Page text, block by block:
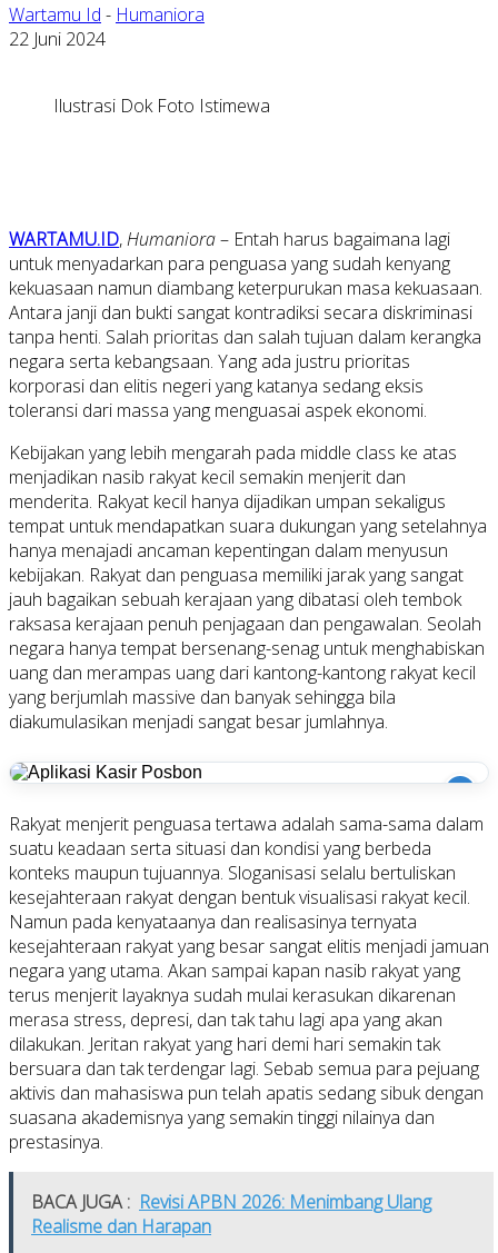
Wartamu Id - Humaniora
22 Juni 2024
Ilustrasi Dok Foto Istimewa
WARTAMU.ID,Humaniora– Entah harus bagaimana lagi
untuk menyadarkan para penguasa yang sudah kenyang
kekuasaan namun diambang keterpurukan masa kekuasaan.
Antara janji dan bukti sangat kontradiksi secara diskriminasi
tanpa henti. Salah prioritas dan salah tujuan dalam kerangka
negara serta kebangsaan. Yang ada justru prioritas
korporasi dan elitis negeri yang katanya sedang eksis
toleransi dari massa yang menguasai aspek ekonomi.
Kebijakan yang lebih mengarah pada middle class ke atas
menjadikan nasib rakyat kecil semakin menjerit dan
menderita. Rakyat kecil hanya dijadikan umpan sekaligus
tempat untuk mendapatkan suara dukungan yang setelahnya
hanya menajadi ancaman kepentingan dalam menyusun
kebijakan. Rakyat dan penguasa memiliki jarak yang sangat
jauh bagaikan sebuah kerajaan yang dibatasi oleh tembok
raksasa kerajaan penuh penjagaan dan pengawalan. Seolah
negara hanya tempat bersenang-senag untuk menghabiskan
uang dan merampas uang dari kantong-kantong rakyat kecil
yang berjumlah massive dan banyak sehingga bila
diakumulasikan menjadi sangat besar jumlahnya.
i
Rakyat menjerit penguasa tertawa adalah sama-sama dalam
suatu keadaan serta situasi dan kondisi yang berbeda
konteks maupun tujuannya. Sloganisasi selalu bertuliskan
kesejahteraan rakyat dengan bentuk visualisasi rakyat kecil.
Namun pada kenyataanya dan realisasinya ternyata
kesejahteraan rakyat yang besar sangat elitis menjadi jamuan
negara yang utama. Akan sampai kapan nasib rakyat yang
terus menjerit layaknya sudah mulai kerasukan dikarenan
merasa stress, depresi, dan tak tahu lagi apa yang akan
dilakukan. Jeritan rakyat yang hari demi hari semakin tak
bersuara dan tak terdengar lagi. Sebab semua para pejuang
aktivis dan mahasiswa pun telah apatis sedang sibuk dengan
suasana akademisnya yang semakin tinggi nilainya dan
prestasinya.
BACA JUGA : Revisi APBN 2026: Menimbang Ulang
Realisme dan Harapan